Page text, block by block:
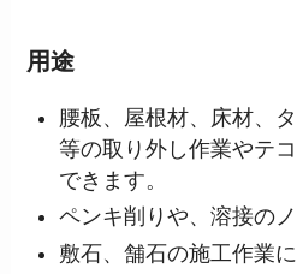
用途
腰板、屋根材、床材、
等の取り外し作業やテ
できます。
ペンキ削りや、溶接のノ
敷石、舗石の施工作業に